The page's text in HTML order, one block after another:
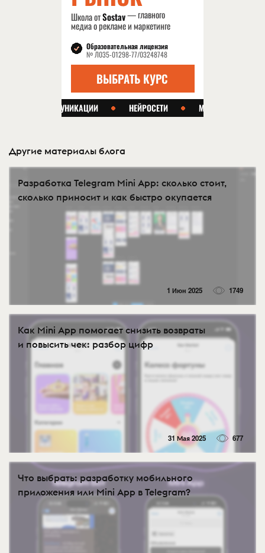
Другие материалы блога
Разработка Telegram Mini App: сколько стоит,
сколько приносит и как быстро окупается
1 Июн 2025 1749
Как Mini App помогает снизить возвраты
и повысить чек: разбор цифр
31 Мая 2025 677
Что выбрать: разработку мобильного
приложения или Mini App в Telegram?